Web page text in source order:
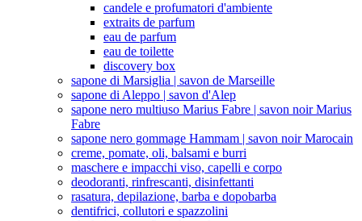
candele e profumatori d'ambiente
extraits de parfum
eau de parfum
eau de toilette
discovery box
sapone di Marsiglia | savon de Marseille
sapone di Aleppo | savon d'Alep
sapone nero multiuso Marius Fabre | savon noir Marius
Fabre
sapone nero gommage Hammam | savon noir Marocain
creme, pomate, oli, balsami e burri
maschere e impacchi viso, capelli e corpo
deodoranti, rinfrescanti, disinfettanti
rasatura, depilazione, barba e dopobarba
dentifrici, collutori e spazzolini